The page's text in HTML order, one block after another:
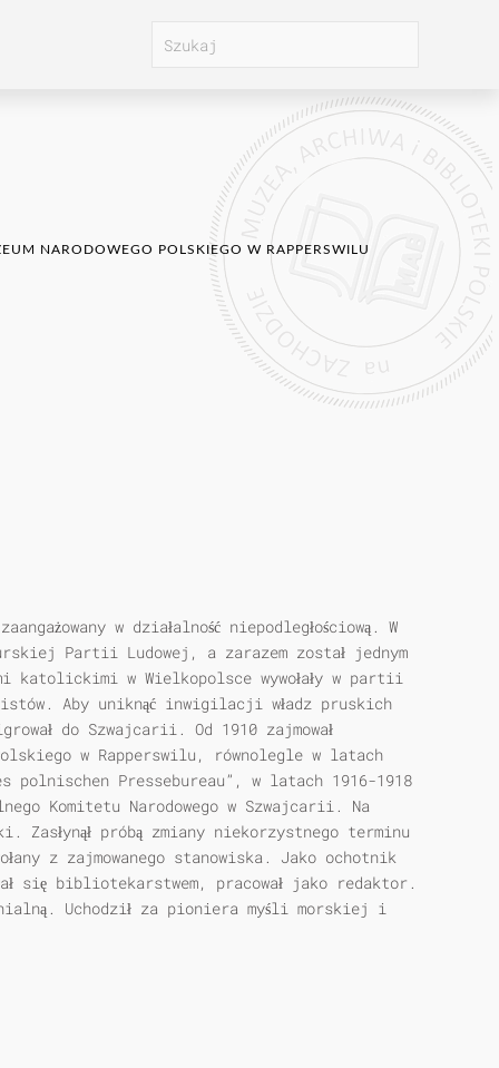
NARODOWEGO POLSKIEGO W RAPPERSWILU
w działalność niepodległościową. W
Partii Ludowej, a zarazem został jednym
katolickimi w Wielkopolsce wywołały w partii
Aby uniknąć inwigilacji władz pruskich
do Szwajcarii. Od 1910 zajmował
w Rapperswilu, równolegle w latach
polnischen Pressebureau”, w latach 1916-1918
Komitetu Narodowego w Szwajcarii. Na
Zasłynął próbą zmiany niekorzystnego terminu
z zajmowanego stanowiska. Jako ochotnik
się bibliotekarstwem, pracował jako redaktor.
Uchodził za pioniera myśli morskiej i